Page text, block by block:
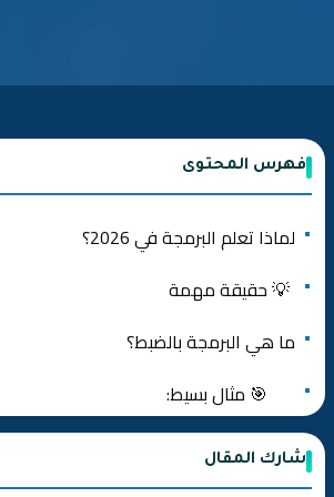
فهرس المحتوى
لماذا تعلم البرمجة في 2026؟
💡 حقيقة مهمة
ما هي البرمجة بالضبط؟
🎯 مثال بسيط:
أنواع البرمجة الرئيسية
شارك المقال